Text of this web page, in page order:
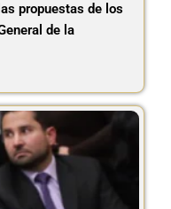
propuestas de los
de la